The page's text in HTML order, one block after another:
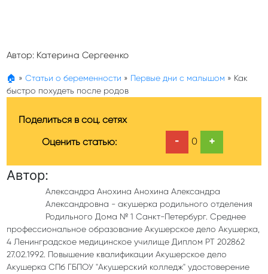
Автор: Катерина Сергеенко
🏠 » Статьи о беременности » Первые дни с малышом » Как
быстро похудеть после родов
Поделиться в соц. сетях
Оценить статью:
- 0 +
Автор:
Александра Анохина Анохина Александра
Александровна - акушерка родильного отделения
Родильного Дома № 1 Санкт-Петербург. Среднее
профессиональное образование Акушерское дело Акушерка,
4 Ленинградское медицинское училище Диплом РТ 202862
27.02.1992. Повышение квалификации Акушерское дело
Акушерка СПб ГБПОУ "Акушерский колледж" удостоверение